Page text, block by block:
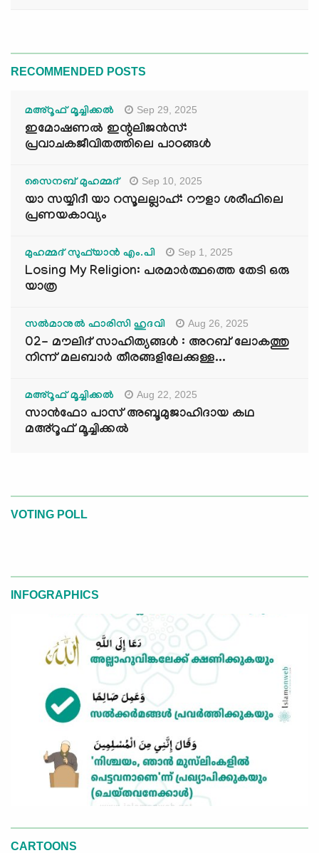
RECOMMENDED POSTS
മഅ്റൂഫ് മൂച്ചിക്കല്‍ Sep 29, 2025
ഇമോഷണൽ ഇന്റലിജൻസ്:
പ്രവാചകജീവിതത്തിലെ പാഠങ്ങൾ
സൈനബ് മുഹമ്മദ് Sep 10, 2025
യാ സയ്യിദീ യാ റസൂലല്ലാഹ്: റൗളാ ശരീഫിലെ
പ്രണയകാവ്യം
മുഹമ്മദ് സുഫ്‌യാൻ എം.പി Sep 1, 2025
Losing My Religion: പരമാർത്ഥത്തെ തേടി ഒരു
യാത്ര
സൽമാനുൽ ഫാരിസി ഹുദവി Aug 26, 2025
02- മൗലിദ് സാഹിത്യങ്ങൾ : അറബ് ലോകത്തു
നിന്ന് മലബാർ തീരങ്ങളിലേക്കുള്ള...
മഅ്റൂഫ് മൂച്ചിക്കല്‍ Aug 22, 2025
സാൻഫോ പാസ് അബൂമുജാഹിദായ കഥ
മഅ്റൂഫ് മൂച്ചിക്കല്‍
VOTING POLL
INFOGRAPHICS
CARTOONS